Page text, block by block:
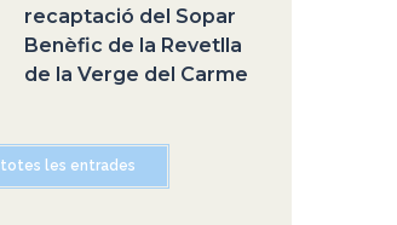
recaptació del Sopar
Benèfic de la Revetlla
de la Verge del Carme
totes les entrades